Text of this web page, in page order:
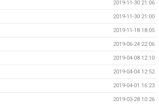
2019-11-30 21:06
2019-11-30 21:00
2019-11-18 18:05
2019-06-24 22:06
2019-04-08 12:10
2019-04-04 12:52
2019-04-01 16:23
2019-03-28 10:26